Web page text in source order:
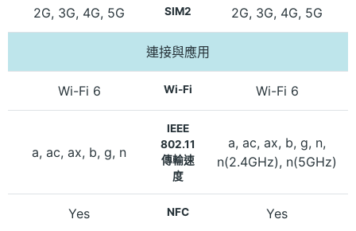
2G, 3G, 4G, 5G SIM2 2G, 3G, 4G, 5G
連接與應用
Wi-Fi 6 Wi-Fi Wi-Fi 6
a, ac, ax, b, g, n
IEEE
802.11
傳輸速
度
a, ac, ax, b, g, n,
n(2.4GHz), n(5GHz)
Yes NFC Yes